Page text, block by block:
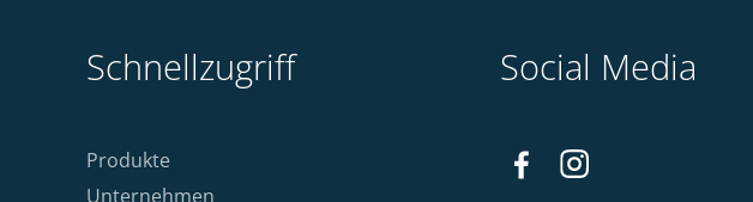
Schnellzugriff
Produkte
Unternehmen
Social Media